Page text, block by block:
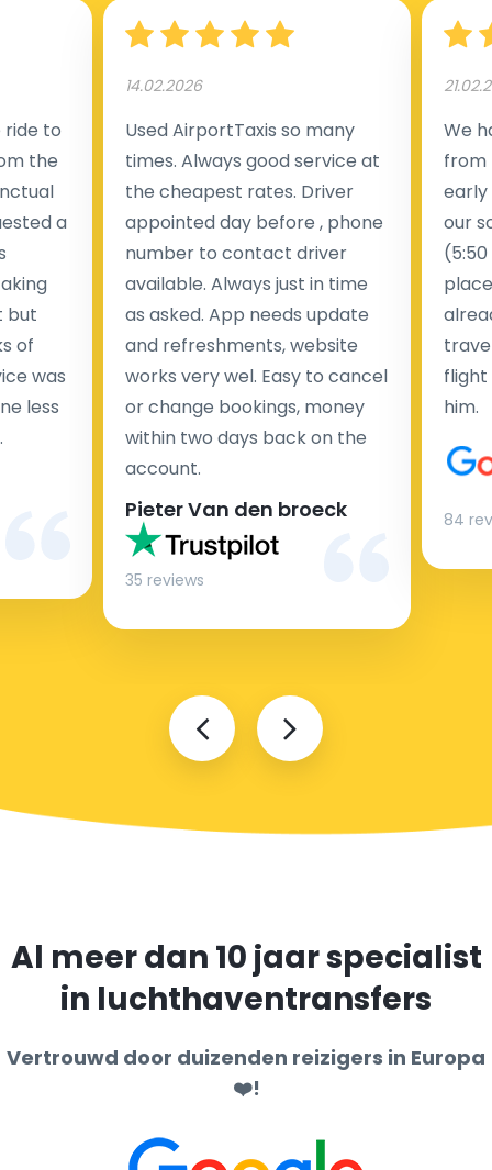
to
the
a
but
of
was
less
14.02.2026
Used AirportTaxis so many
times. Always good service at
the cheapest rates. Driver
appointed day before , phone
number to contact driver
available. Always just in time
as asked. App needs update
and refreshments, website
works very wel. Easy to cancel
or change bookings, money
within two days back on the
account.
Pieter Van den broeck
35 reviews
We
from
early
our
flight
him.
84
Al meer dan 10 jaar specialist
in luchthaventransfers
Vertrouwd door duizenden reizigers in Europa
❤️!